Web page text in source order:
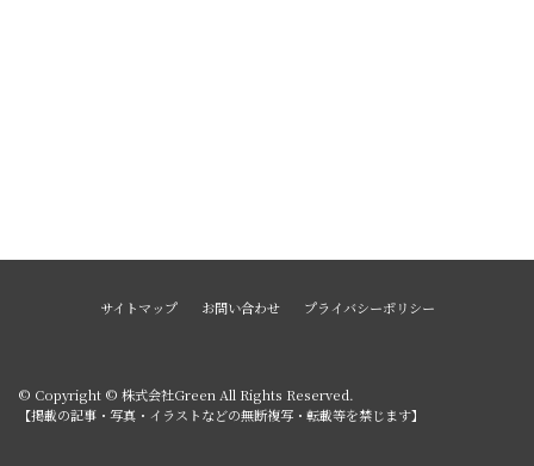
サイトマップ お問い合わせ プライバシーポリシー
© Copyright © 株式会社Green All Rights Reserved.
【掲載の記事・写真・イラストなどの無断複写・転載等を禁じます】